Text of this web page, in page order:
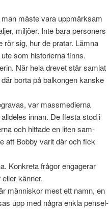
måste vara upp­märk­sam
miljöer. Inte bara per­son­ers
rör sig, hur de pratar. Lämna
som his­to­ri­erna finns.
När hela drevet står sam­lat
borta på balkon­gen kanske
var massme­dierna
innan. De flesta stod i
och hit­tade en liten sam­
att Bobby varit där och fick
Konkreta frå­gor engagerar
känner.
män­niskor mest ett namn, en
upp med några enkla pensel­